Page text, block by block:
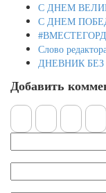
С ДНЕМ
С ДНЕМ
Слово
ДНЕВНИК
Добавить